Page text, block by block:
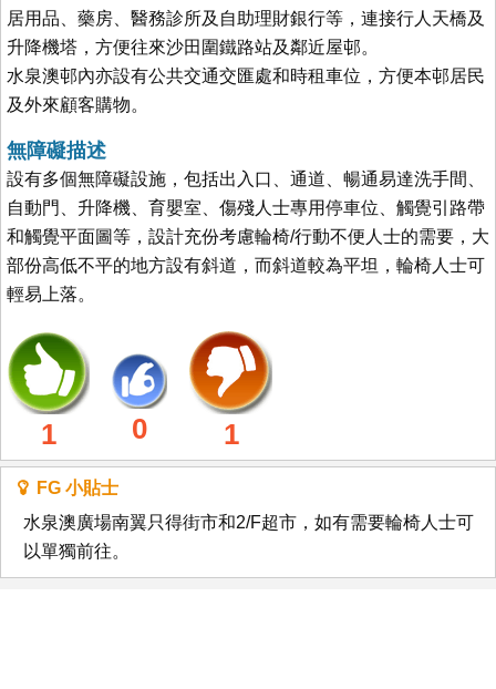
居用品、藥房、醫務診所及自助理財銀行等，連接行人天橋及
升降機塔，方便往來沙田圍鐵路站及鄰近屋邨。
水泉澳邨內亦設有公共交通交匯處和時租車位，方便本邨居民
及外來顧客購物。
無障礙描述
設有多個無障礙設施，包括出入口、通道、暢通易達洗手間、
自動門、升降機、育嬰室、傷殘人士專用停車位、觸覺引路帶
和觸覺平面圖等，設計充份考慮輪椅/行動不便人士的需要，大
部份高低不平的地方設有斜道，而斜道較為平坦，輪椅人士可
輕易上落。
1 0 1
FG 小貼士
水泉澳廣場南翼只得街市和2/F超市，如有需要輪椅人士可
以單獨前往。